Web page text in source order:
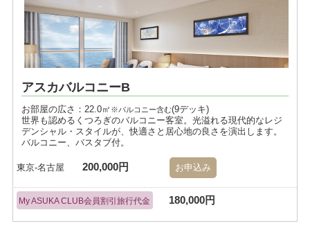
アスカバルコニーB
お部屋の広さ：22.0㎡ ※バルコニー含む(9デッキ)
世界も認めるくつろぎのバルコニー客室。光溢れる現代的なレジ
デンシャル・スタイルが、快適さと居心地の良さを演出します。
バルコニー、バスタブ付。
東京-名古屋 200,000円 お申込み
My ASUKA CLUB会員割引旅行代金 180,000円